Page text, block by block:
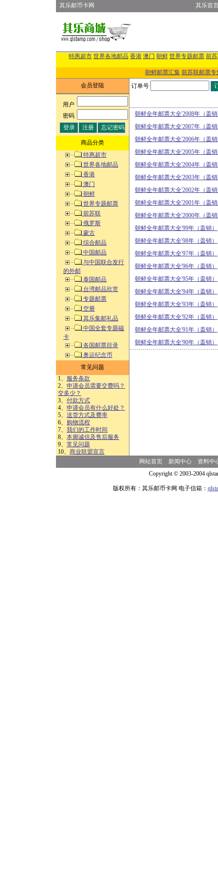
其乐邮币卡网 其乐首
特惠超市 世界各地邮品 香港 澳门 朝鲜 世界专题邮票 前
朝鲜邮票汇集 前苏联邮票专
会员登陆
用户:
密码:
商品分类
特惠超市
世界各地邮品
香港
澳门
朝鲜
世界专题邮票
前苏联
俄罗斯
蒙古
综合邮品
中国邮品
与中国联合发行
的外邮
泰国邮品
台湾邮品欣赏
专题邮票
空册
其乐集邮礼品
中国全套专题磁
卡
各国邮票目录
奥运纪念币
常见问题
1、 服务条款
2、 申请会员需要交费吗？
交多少？
3、 付款方式
4、 申请会员有什么好处？
5、 送货方式及费率
6、 购物流程
7、 我们的工作时间
8、 本廊诚信及售后服务
9、 常见问题
10、 商业联盟宣言
订单号
朝鲜全年邮票大全'2008年（盖
朝鲜全年邮票大全'2007年（盖
朝鲜全年邮票大全'2006年（盖
朝鲜全年邮票大全'2005年（盖
朝鲜全年邮票大全'2004年（盖
朝鲜全年邮票大全'2003年（盖
朝鲜全年邮票大全'2002年（盖
朝鲜全年邮票大全'2001年（盖
朝鲜全年邮票大全'2000年（盖
朝鲜全年邮票大全'99年（盖销）
朝鲜全年邮票大全'98年（盖销）
朝鲜全年邮票大全'97年（盖销）
朝鲜全年邮票大全'96年（盖销）
朝鲜全年邮票大全'95年（盖销）
朝鲜全年邮票大全'94年（盖销）
朝鲜全年邮票大全'93年（盖销）
朝鲜全年邮票大全'92年（盖销）
朝鲜全年邮票大全'91年（盖销）
朝鲜全年邮票大全'90年（盖销）
网站首页 新闻中心
资料中
Copyright © 2003-2004
版权所有：其乐邮币卡网 电子信箱：